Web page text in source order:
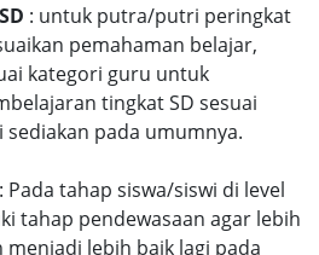
: untuk putra/putri peringkat
pemahaman belajar,
kategori guru untuk
tingkat SD sesuai
pada umumnya.
: Pada tahap siswa/siswi di level
tahap pendewasaan agar lebih
lebih baik lagi pada